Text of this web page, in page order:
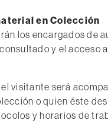
en Colección
los encargados de
y el acceso
visitante será
o quien éste
y horarios de